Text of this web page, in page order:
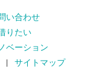
い合わせ
りたい
ベーション
サイトマップ